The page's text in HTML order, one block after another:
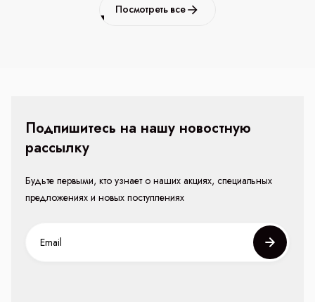
Посмотреть все
Подпишитесь на нашу новостную
рассылку
Будьте первыми, кто узнает о наших акциях, специальных
предложениях и новых поступлениях